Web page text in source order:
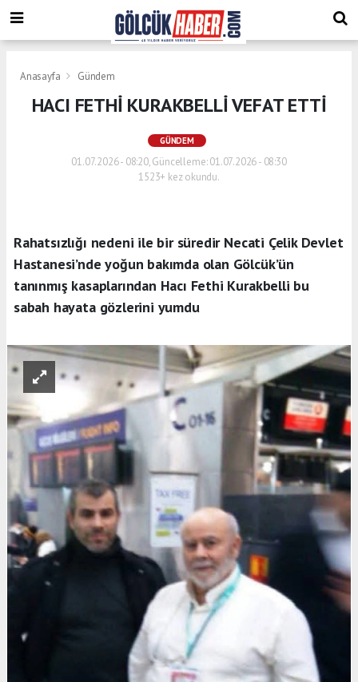
Anasayfa Gündem
HACI FETHİ KURAKBELLİ VEFAT ETTİ
GÜNDEM
01.07.2026 - 08:20, Güncelleme: 01.07.2026 - 08:30
1523+ kez okundu.
Rahatsızlığı nedeni ile bir süredir Necati Çelik Devlet
Hastanesi’nde yoğun bakımda olan Gölcük’ün
tanınmış kasaplarından Hacı Fethi Kurakbelli bu
sabah hayata gözlerini yumdu